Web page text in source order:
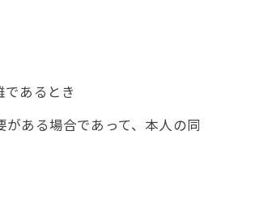
あるとき
ある場合であって、本人の同